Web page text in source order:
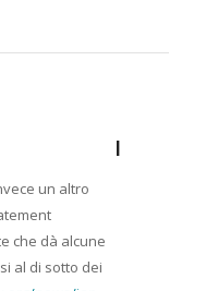
un altro
che dà alcune
al di sotto dei
I